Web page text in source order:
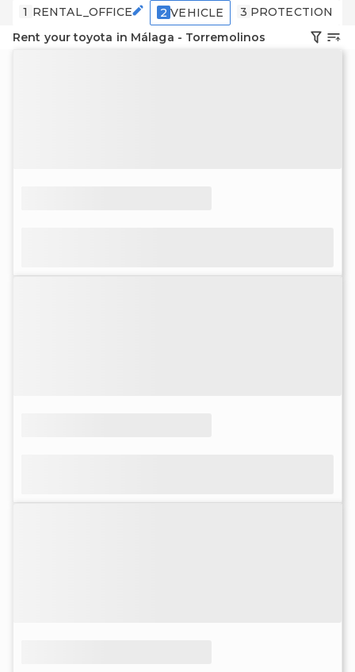
1 RENTAL_OFFICE 2 VEHICLE 3 PROTECTION
Rent your toyota in Málaga - Torremolinos